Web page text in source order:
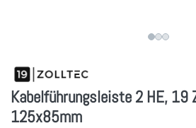
Kabelführungsleiste 2 HE, 19
125x85mm